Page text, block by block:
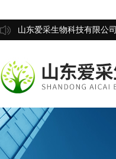
山东爱采生物科技有限公司